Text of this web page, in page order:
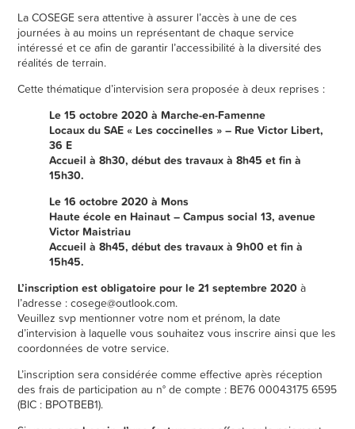
La COSEGE sera attentive à assurer l’accès à une de ces
journées à au moins un représentant de chaque service
intéressé et ce afin de garantir l’accessibilité à la diversité des
réalités de terrain.
Cette thématique d’intervision sera proposée à deux reprises :
Le 15 octobre 2020 à Marche-en-Famenne
Locaux du SAE « Les coccinelles » – Rue Victor Libert,
36 E
Accueil à 8h30, début des travaux à 8h45 et fin à
15h30.
Le 16 octobre 2020 à Mons
Haute école en Hainaut – Campus social 13, avenue
Victor Maistriau
Accueil à 8h45, début des travaux à 9h00 et fin à
15h45.
L’inscription est obligatoire pour le 21 septembre 2020 à
l’adresse : cosege@outlook.com.
Veuillez svp mentionner votre nom et prénom, la date
d’intervision à laquelle vous souhaitez vous inscrire ainsi que les
coordonnées de votre service.
L’inscription sera considérée comme effective après réception
des frais de participation au n° de compte : BE76 00043175 6595
(BIC : BPOTBEB1).